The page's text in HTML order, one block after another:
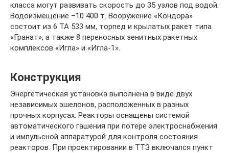
класса могут развивать скорость до 35 узлов под водой.
Водоизмещение –10 400 т. Вооружение «Кондора»
состоит из 6 ТА 533 мм, торпед и крылатых ракет типа
«Гранат», а также 8 переносных зенитных ракетных
комплексов «Игла» и «Игла-1».
Конструкция
Энергетическая установка выполнена в виде двух
независимых эшелонов, расположенных в разных
прочных корпусах. Реакторы оснащены системой
автоматического гашения при потере электроснабжения
и импульсной аппаратурой для контроля состояния
реакторов. При проектировании в ТТЗ включался пункт